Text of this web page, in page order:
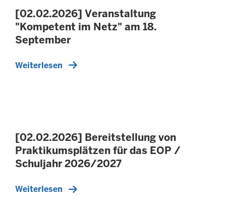
[02.02.2026] Veranstaltung
"Kompetent im Netz" am 18.
September
Weiterlesen
[02.02.2026] Bereitstellung von
Praktikumsplätzen für das EOP /
Schuljahr 2026/2027
Weiterlesen